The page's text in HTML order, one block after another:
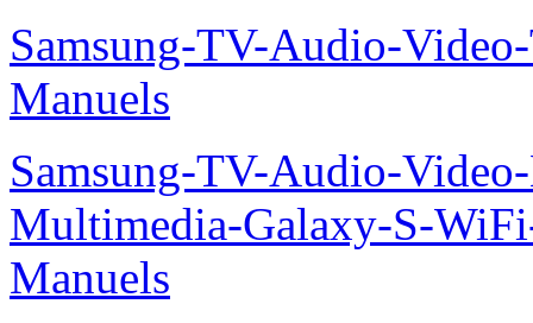
Samsung-TV-Audio-
Manuels
Samsung-TV-Audio-
Multimedia-Galaxy-S-
Manuels